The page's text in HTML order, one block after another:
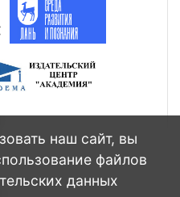
наш сайт, вы
файлов
данных